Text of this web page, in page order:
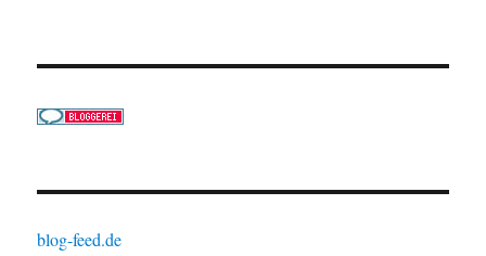
blog-feed.de